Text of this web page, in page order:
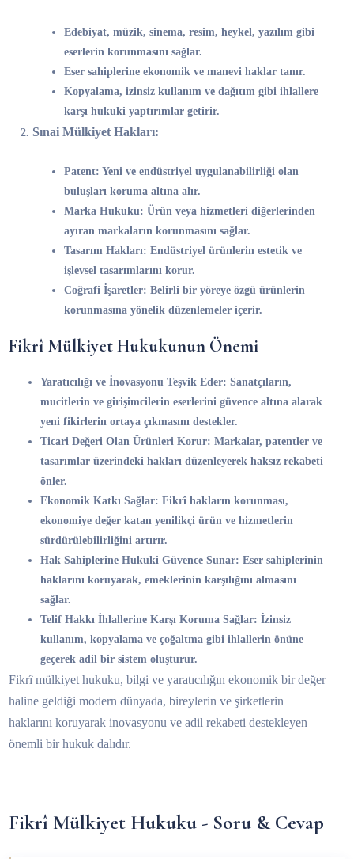
Edebiyat, müzik, sinema, resim, heykel, yazılım gibi
eserlerin korunmasını sağlar.
Eser sahiplerine ekonomik ve manevi haklar tanır.
Kopyalama, izinsiz kullanım ve dağıtım gibi ihlallere
karşı hukuki yaptırımlar getirir.
Sınai Mülkiyet Hakları:
Patent: Yeni ve endüstriyel uygulanabilirliği olan
buluşları koruma altına alır.
Marka Hukuku: Ürün veya hizmetleri diğerlerinden
ayıran markaların korunmasını sağlar.
Tasarım Hakları: Endüstriyel ürünlerin estetik ve
işlevsel tasarımlarını korur.
Coğrafi İşaretler: Belirli bir yöreye özgü ürünlerin
korunmasına yönelik düzenlemeler içerir.
Fikrî Mülkiyet Hukukunun Önemi
Yaratıcılığı ve İnovasyonu Teşvik Eder: Sanatçıların,
mucitlerin ve girişimcilerin eserlerini güvence altına alarak
yeni fikirlerin ortaya çıkmasını destekler.
Ticari Değeri Olan Ürünleri Korur: Markalar, patentler ve
tasarımlar üzerindeki hakları düzenleyerek haksız rekabeti
önler.
Ekonomik Katkı Sağlar: Fikrî hakların korunması,
ekonomiye değer katan yenilikçi ürün ve hizmetlerin
sürdürülebilirliğini artırır.
Hak Sahiplerine Hukuki Güvence Sunar: Eser sahiplerinin
haklarını koruyarak, emeklerinin karşılığını almasını
sağlar.
Telif Hakkı İhlallerine Karşı Koruma Sağlar: İzinsiz
kullanım, kopyalama ve çoğaltma gibi ihlallerin önüne
geçerek adil bir sistem oluşturur.
Fikrî mülkiyet hukuku, bilgi ve yaratıcılığın ekonomik bir değer
haline geldiği modern dünyada, bireylerin ve şirketlerin
haklarını koruyarak inovasyonu ve adil rekabeti destekleyen
önemli bir hukuk dalıdır.
Fikrî Mülkiyet Hukuku - Soru & Cevap